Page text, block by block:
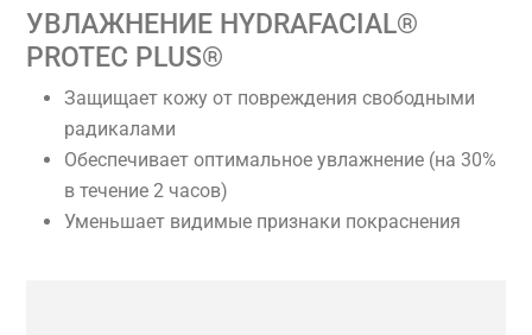
УВЛАЖНЕНИЕ HYDRAFACIAL®
PROTEC PLUS®
Защищает кожу от повреждения свободными
радикалами
Обеспечивает оптимальное увлажнение (на 30%
в течение 2 часов)
Уменьшает видимые признаки покраснения